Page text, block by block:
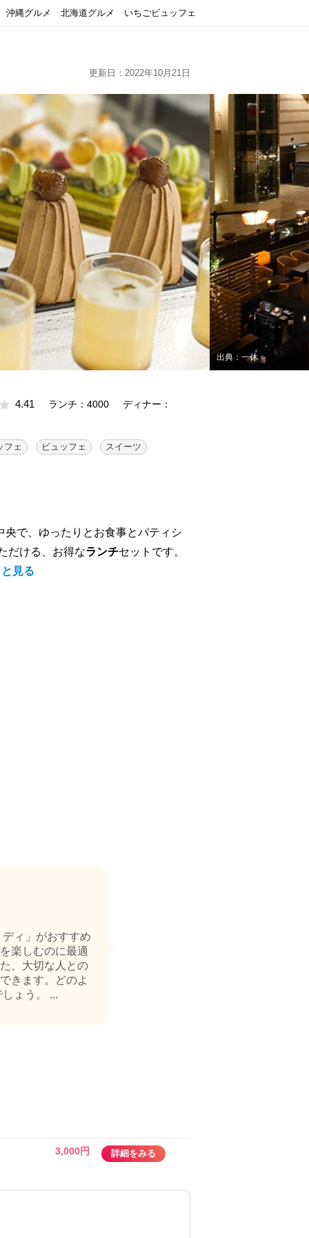
沖縄グルメ 北海道グルメ いちごビュッフェ
更新日：2022年10月21日
出典：一休
4.41 ランチ：4000
ディナー：
フェ ビュッフェ スイーツ
央で、ゆったりとお食事とパティシ
だける、お得なランチセットです。
見る
ィ」がおすすめ
楽しむのに最適
、大切な人との
きます。どのよ
ょう。 ...
3,000円 詳細をみる